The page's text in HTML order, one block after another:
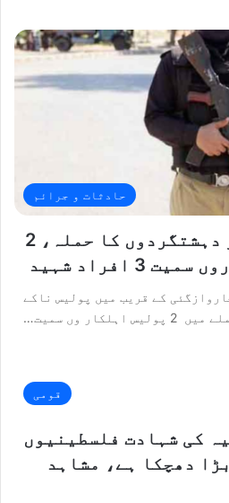
حادثات و جرائم
پولس ناکے پر دہشتگردوں کا حملہ، 2
3 افراد شہید
کے قریب میں پولیس ناکے
وں سمیت…
قومی
کی شہادت فلسطینیوں
دھچکا ہے، مشاہد